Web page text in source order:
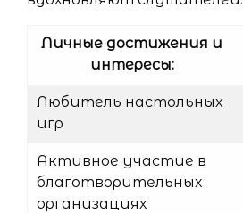
Личные достижения и
интересы:
Любитель настольных
игр
Активное участие в
благотворительных
организациях